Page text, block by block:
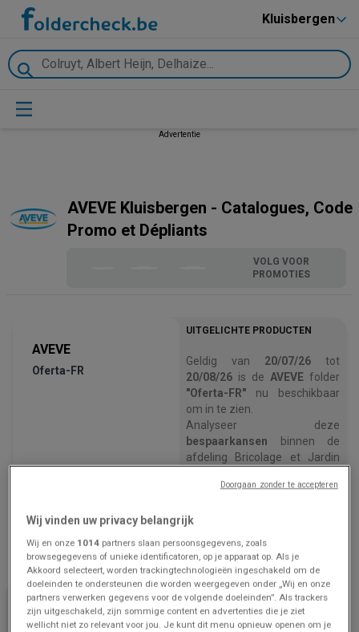
Kluisbergen
Advertentie
AVEVE Kluisbergen - Catalogues, Code
Promo et Dépliants
VOLG VOOR
PROMOTIES
AVEVE
Oferta-FR
UITGELICHTE PRODUCTEN
Geldig van 20/07/26 tot
20/08/26 is de AVEVE folder
"Oferta-FR" nu beschikbaar
om in te zien.
Analyseer deze
bespaarkansen binnen de
afdeling Bricolage et Jardin
beschermen.
om
en de meest
voordelige winkeloptie te
kiezen.
Open nu de AVEVE prijsgids
om uw huishoudelijke
uitgaven te optimaliseren
Wij vinden uw privacy belangrijk
Wij en onze 1014 partners slaan persoonsgegevens, zoals
browsegegevens of unieke identificatoren, op je apparaat op. Als je
Akkoord selecteert, worden trackingtechnologieën ingeschakeld om de
doeleinden te ondersteunen die worden weergegeven onder „Wij en onze
partners verwerken gegevens voor de volgende doeleinden”. Als trackers
zijn uitgeschakeld, zijn sommige content en advertenties die je ziet
wellicht niet zo relevant voor jou. Je kunt dit menu opnieuw openen om je
Doorgaan zonder te accepteren